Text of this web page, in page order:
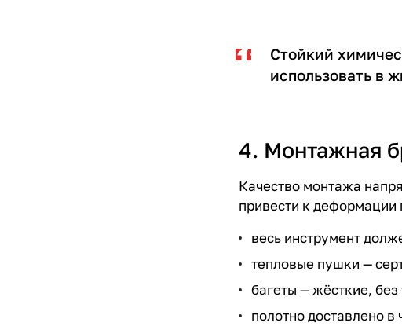
Стойкий
использовать в
4. Монтажная
Качество монтажа
привести к деформации
весь инструмент
тепловые пушки —
багеты — жёсткие,
полотно доставлено в